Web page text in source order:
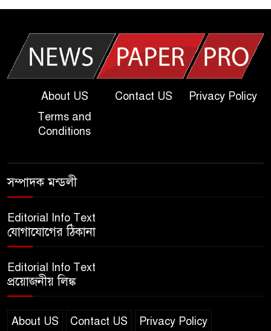
| Today Dakhil Exam
খুবি সি ইউনিট ভর্তি পরীক্ষার প্রশ্ন
২০২৫ | KU C Unit Admission
Question
Jannat Toha Video viral
About US Contact US
Privacy Policy
Terms and
Conditions
সম্পাদক মন্ডলী
Editorial Info Text
যোগাযোগের ঠিকানা
Editorial Info Text
প্রয়োজনীয় লিঙ্ক
About US Contact US Privacy Policy